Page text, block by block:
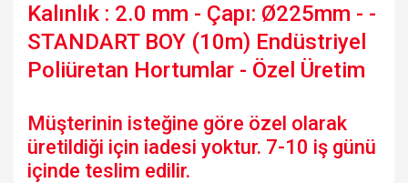
Kalınlık : 2.0 mm - Çapı: Ø225mm - -
STANDART BOY (10m) Endüstriyel
Poliüretan Hortumlar - Özel Üretim
Müşterinin isteğine göre özel olarak
üretildiği için iadesi yoktur. 7-10 iş günü
içinde teslim edilir.